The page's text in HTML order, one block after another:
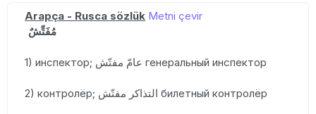
Arapça - Rusca sözlük Metni çevir
مُفَتِّشٌ
1) инспектор; عامّ مفتّش генеральный инспектор
2) контролёр; التذاكر مفتّش билетный контролёр